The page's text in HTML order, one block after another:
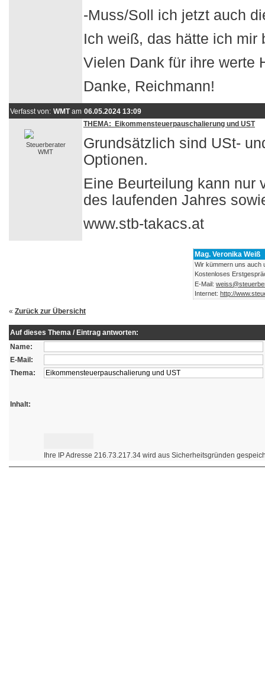
-Muss/Soll ich jetzt auch
Ich weiß, das hätte ich mir
Vielen Dank für ihre werte
Danke, Reichmann!
Verfasst von: WMTam 06.05.2024 13:09
Steuerberater
WMT
THEMA: Eikommensteuerpauschalierung und UST
Grundsätzlich sind USt-
Optionen.
Eine Beurteilung kann nur
des laufenden Jahres
www.stb-takacs.at
Mag. Veronika Weiß
Wir kümmern uns auch
Kostenloses
E-Mail:
Internet: http://
« Zurück zur Übersicht
Auf dieses Thema / Eintrag antworten:
Name:
E-Mail:
Thema:
Inhalt:
Ihre IP Adresse 216.73.217.34 wird aus Sicherheitsgründen